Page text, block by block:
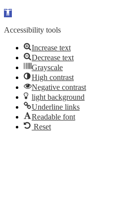
Open toolbar
Accessibility tools
Increase text
Decrease text
Grayscale
High contrast
Negative contrast
light background
Underline links
Readable font
Reset